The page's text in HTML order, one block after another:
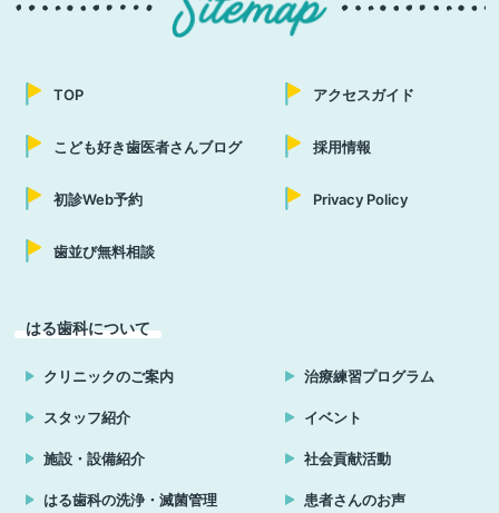
TOP
こども好き歯医者さんブログ
初診Web予約
歯並び無料相談
アクセスガイド
採用情報
Privacy Policy
はる歯科について
クリニックのご案内
スタッフ紹介
施設・設備紹介
はる歯科の洗浄・滅菌管理
治療練習プログラム
イベント
社会貢献活動
患者さんのお声